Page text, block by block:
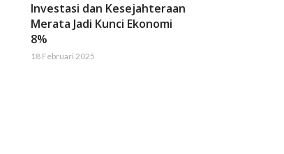
Investasi dan Kesejahteraan
Merata Jadi Kunci Ekonomi
8%
18 Februari 2025